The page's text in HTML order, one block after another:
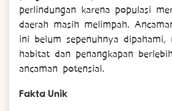
perlindungan karena populasi
daerah masih melimpah.
ini belum sepenuhnya dipahami,
habitat dan penangkapan
ancaman potensial.
Fakta Unik